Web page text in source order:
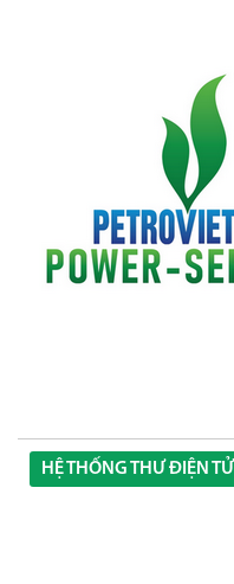
HỆ THỐNG THƯ ĐIỆN TỬ